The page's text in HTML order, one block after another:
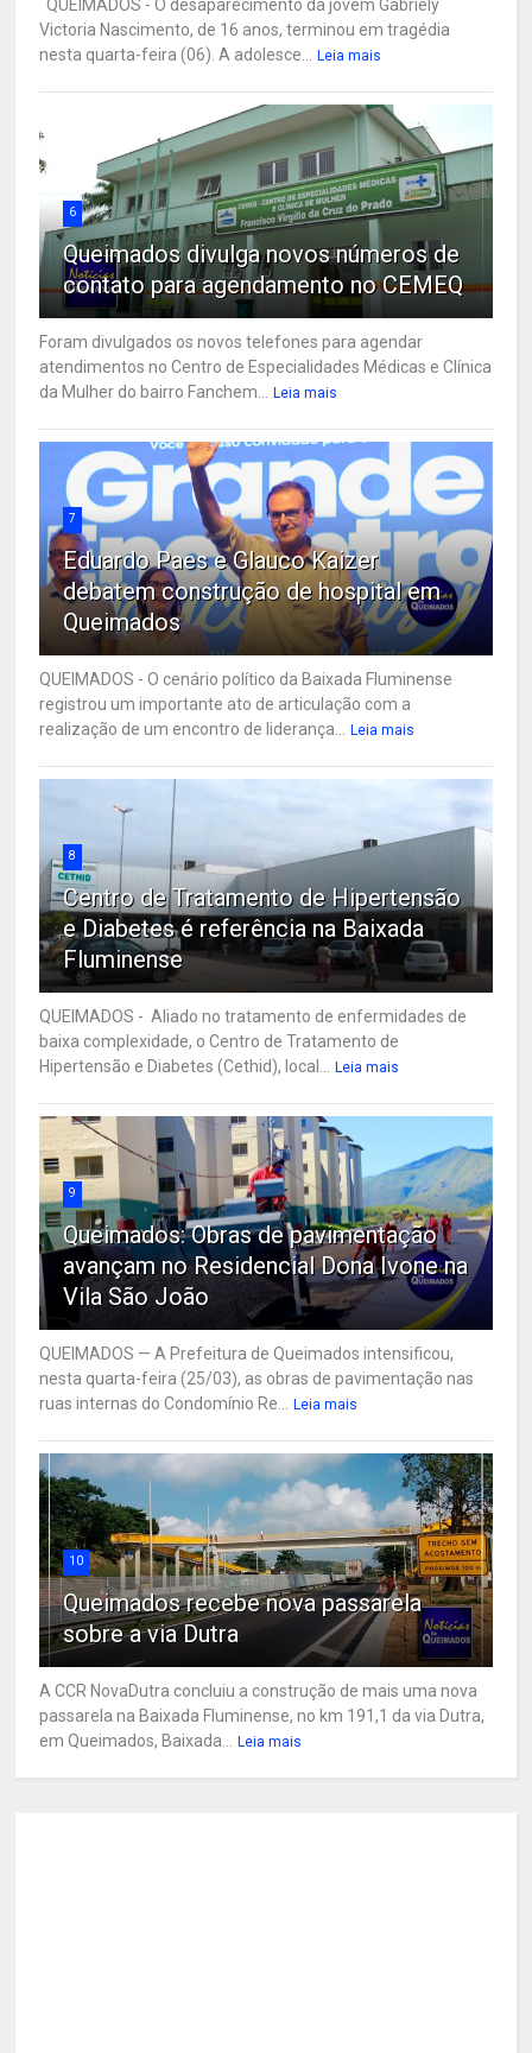
QUEIMADOS - O desaparecimento da jovem Gabriely
Victoria Nascimento, de 16 anos, terminou em tragédia
nesta quarta-feira (06). A adolesce...
Leia mais
6
Queimados divulga novos números de
contato para agendamento no CEMEQ
Foram divulgados os novos telefones para agendar
atendimentos no Centro de Especialidades Médicas e Clínica
da Mulher do bairro Fanchem...
Leia mais
7
Eduardo Paes e Glauco Kaizer
debatem construção de hospital em
Queimados
QUEIMADOS - O cenário político da Baixada Fluminense
registrou um importante ato de articulação com a
realização de um encontro de liderança...
Leia mais
8
Centro de Tratamento de Hipertensão
e Diabetes é referência na Baixada
Fluminense
QUEIMADOS - Aliado no tratamento de enfermidades de
baixa complexidade, o Centro de Tratamento de
Hipertensão e Diabetes (Cethid), local...
Leia mais
9
Queimados: Obras de pavimentação
avançam no Residencial Dona Ivone na
Vila São João
QUEIMADOS — A Prefeitura de Queimados intensificou,
nesta quarta-feira (25/03), as obras de pavimentação nas
ruas internas do Condomínio Re...
Leia mais
10
Queimados recebe nova passarela
sobre a via Dutra
A CCR NovaDutra concluiu a construção de mais uma nova
passarela na Baixada Fluminense, no km 191,1 da via Dutra,
em Queimados, Baixada...
Leia mais